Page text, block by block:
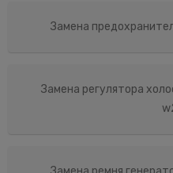
Замена
Замена регулятора